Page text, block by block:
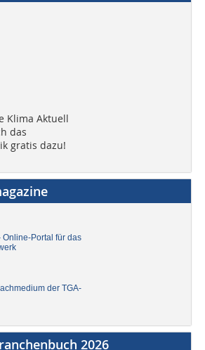
Klima Aktuell
das
gratis dazu!
Online-Portal für das
der TGA-
2026